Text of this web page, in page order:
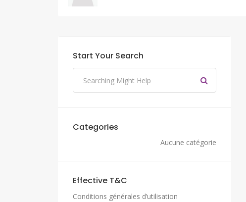
Start Your Search
Categories
Aucune catégorie
Effective T&C
Conditions générales d’utilisation